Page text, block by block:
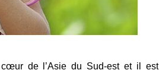
de l’Asie du Sud-est et il est